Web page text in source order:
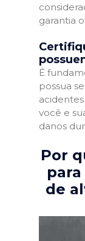
garantia
É
possua
você e
danos
Por
de